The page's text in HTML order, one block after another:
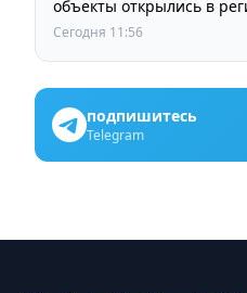
объекты открылись в
Сегодня 11:56
подпишитесь
Telegram